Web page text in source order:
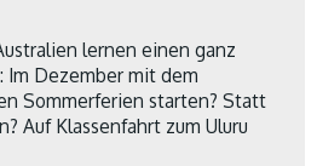
lernen einen ganz
Im Dezember mit dem
Sommerferien starten? Statt
Auf Klassenfahrt zum Uluru